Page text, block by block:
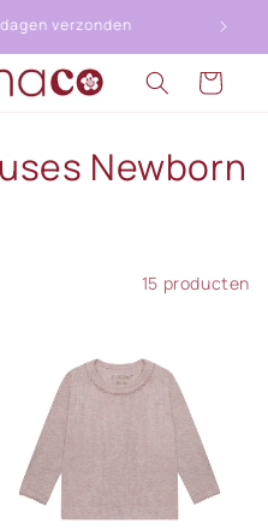
Kerkdriel
Winkelwagen
Newborn
15 producten